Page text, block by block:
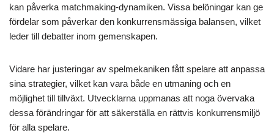
kan påverka matchmaking-dynamiken. Vissa belöningar kan ge
fördelar som påverkar den konkurrensmässiga balansen, vilket
leder till debatter inom gemenskapen.
Vidare har justeringar av spelmekaniken fått spelare att anpassa
sina strategier, vilket kan vara både en utmaning och en
möjlighet till tillväxt. Utvecklarna uppmanas att noga övervaka
dessa förändringar för att säkerställa en rättvis konkurrensmiljö
för alla spelare.